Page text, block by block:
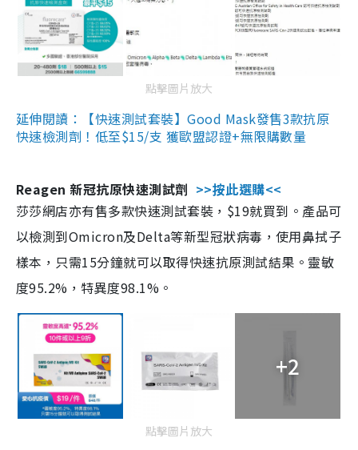
點擊圖片放大
延伸閱讀：【快速測試套裝】Good Mask發售3款抗原
快速檢測劑！低至$15/支 獲歐盟認證+無限購數量
Reagen 新冠抗原快速測試劑 >>按此選購<<
莎莎網店亦有售多款快速測試套裝，$19就買到。產品可
以檢測到Omicron及Delta等新型冠狀病毒，使用鼻拭子
樣本，只需15分鐘就可以取得快速抗原測試結果。靈敏
度95.2%，特異度98.1%。
+2
點擊圖片放大